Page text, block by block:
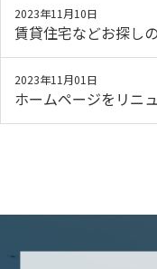
2023年11月10日
賃貸住宅などお探し
2023年11月01日
ホームページをリニ